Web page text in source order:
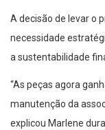
A decisão de levar o
necessidade
a sustentabilidade
“As peças agora
manutenção da
explicou Marlene